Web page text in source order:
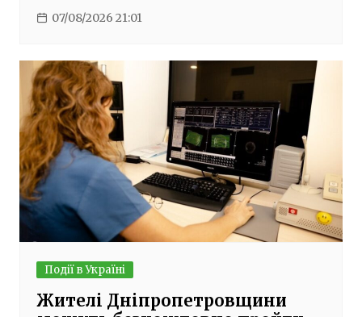
07/08/2026 21:01
Події в Україні
Жителі Дніпропетровщини